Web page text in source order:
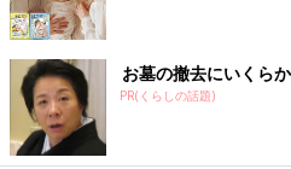
お墓の撤去にいくら
PR(くらしの話題)